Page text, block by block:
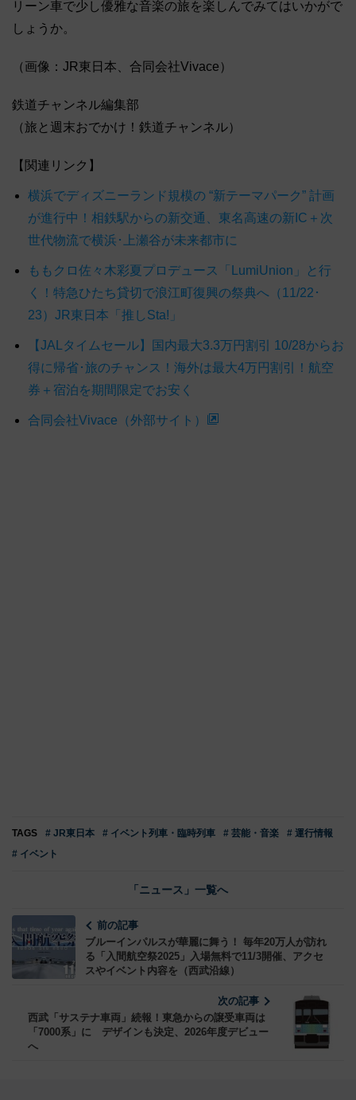
リーン車で少し優雅な音楽の旅を楽しんでみてはいかがで
しょうか。
（画像：JR東日本、合同会社Vivace）
鉄道チャンネル編集部
（旅と週末おでかけ！鉄道チャンネル）
【関連リンク】
横浜でディズニーランド規模の “新テーマパーク” 計画
が進行中！相鉄駅からの新交通、東名高速の新IC＋次
世代物流で横浜･上瀬谷が未来都市に
ももクロ佐々木彩夏プロデュース「LumiUnion」と行
く！特急ひたち貸切で浪江町復興の祭典へ（11/22･
23）JR東日本「推しSta!」
【JALタイムセール】国内最大3.3万円割引 10/28からお
得に帰省･旅のチャンス！海外は最大4万円割引！航空
券＋宿泊を期間限定でお安く
合同会社Vivace（外部サイト）
TAGS # JR東日本 # イベント列車・臨時列車 # 芸能・音楽
# 運行情報
# イベント
「ニュース」一覧へ
前の記事
ブルーインパルスが華麗に舞う！ 毎年20万人が訪れ
る「入間航空祭2025」入場無料で11/3開催、アクセ
スやイベント内容を（西武沿線）
次の記事
西武「サステナ車両」続報！東急からの譲受車両は
「7000系」に デザインも決定、2026年度デビュー
へ